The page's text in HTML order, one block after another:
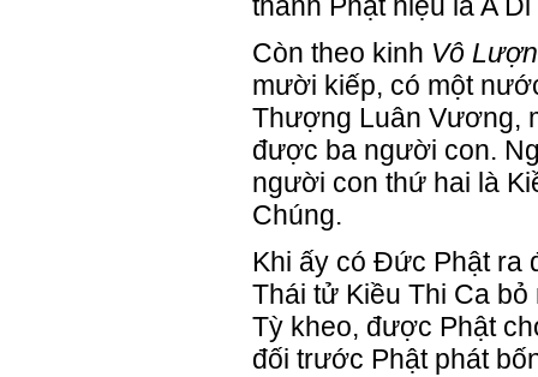
Còn theo kinh Vô
mười kiếp, có một
Thượng Luân Vương,
được ba người con.
người con thứ hai là
Chúng.
Khi ấy có Đức Phật ra
Thái tử Kiều Thi Ca
Tỳ kheo, được Phật
đối trước Phật phát